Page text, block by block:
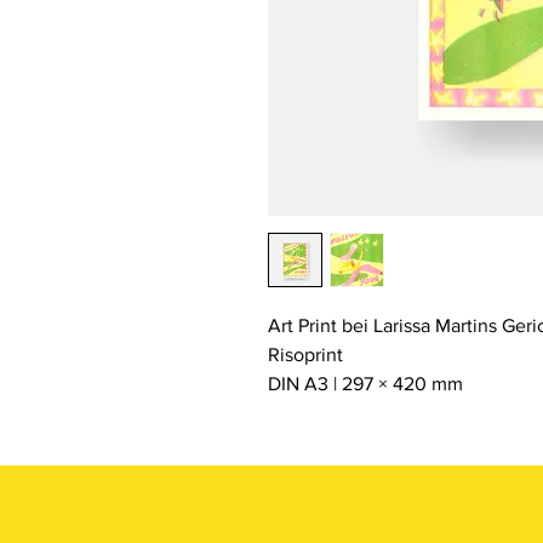
Art Print bei Larissa Martins
Risoprint
DIN A3 | 297 × 420 mm